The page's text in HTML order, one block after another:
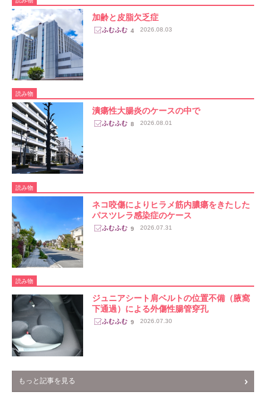
加齢と皮脂欠乏症
4 2026.08.03
読み物
潰瘍性大腸炎のケースの中で
8 2026.08.01
読み物
ネコ咬傷によりヒラメ筋内膿瘍をきたした
パスツレラ感染症のケース
9 2026.07.31
読み物
ジュニアシート肩ベルトの位置不備（腋窩
下通過）による外傷性腸管穿孔
9 2026.07.30
もっと記事を見る